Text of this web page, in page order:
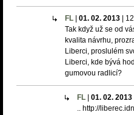
FL 01. 02. 2013
Tak když už se od
kvalita návrhu,
Liberci, proslulém
Liberci, kde bývá
gumovou radlicí?
FL 01. 02. 2013
.. http://